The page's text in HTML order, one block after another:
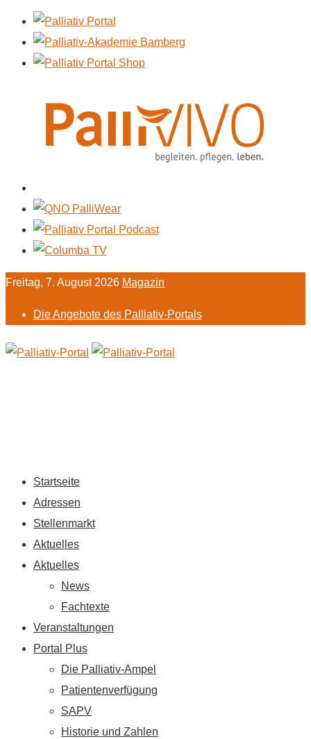
Freitag, 7. August 2026 Magazin
Die Angebote des Palliativ-Portals
Startseite
Adressen
Stellenmarkt
Aktuelles
Aktuelles
News
Fachtexte
Veranstaltungen
Portal Plus
Die Palliativ-Ampel
Patientenverfügung
SAPV
Historie und Zahlen